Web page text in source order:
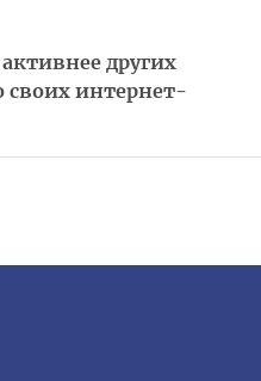
других
своих интернет-